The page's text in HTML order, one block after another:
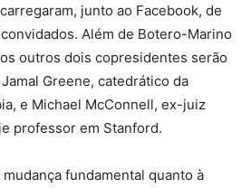
junto ao Facebook, de
Além de Botero-Marino
outros dois copresidentes serão
Greene, catedrático da
e Michael McConnell, ex-juiz
professor em Stanford.
fundamental quanto à